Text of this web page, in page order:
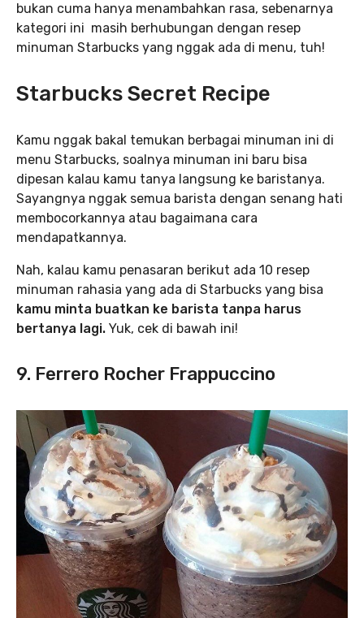
bukan cuma hanya menambahkan rasa, sebenarnya
kategori ini masih berhubungan dengan resep
minuman Starbucks yang nggak ada di menu, tuh!
Starbucks Secret Recipe
Kamu nggak bakal temukan berbagai minuman ini di
menu Starbucks, soalnya minuman ini baru bisa
dipesan kalau kamu tanya langsung ke baristanya.
Sayangnya nggak semua barista dengan senang hati
membocorkannya atau bagaimana cara
mendapatkannya.
Nah, kalau kamu penasaran berikut ada 10 resep
minuman rahasia yang ada di Starbucks yang bisa
kamu minta buatkan ke barista tanpa harus
bertanya lagi. Yuk, cek di bawah ini!
9. Ferrero Rocher Frappuccino